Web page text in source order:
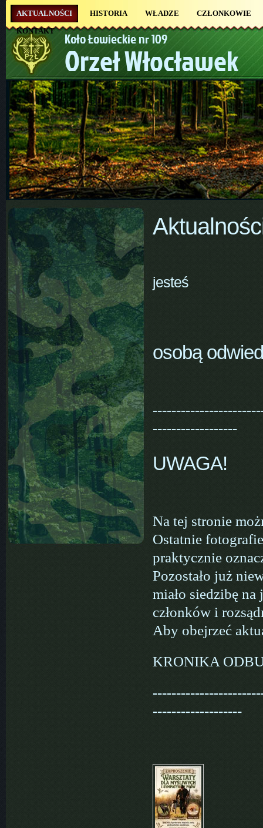
AKTUALNOŚCI HISTORIA WŁADZE
CZŁONKOWIE
KONTAKT
Koło Łowieckie nr 109
Orzeł Włocławek
jesteś
osobą
------------------
UWAGA!
Na tej stronie
Ostatnie
praktycznie
Pozostało już
miało siedzibę
członków i
Aby obejrzeć
KRONIKA
-------------------